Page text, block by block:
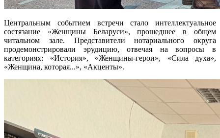
Центральным событием встречи стало интеллектуальное
состязание «Женщины Беларуси», прошедшее в общем
читальном зале. Представители нотариального округа
продемонстрировали эрудицию, отвечая на вопросы в
категориях: «История», «Женщины-герои», «Сила духа»,
«Женщина, которая...», «Акценты».